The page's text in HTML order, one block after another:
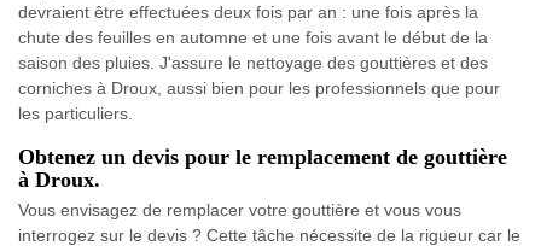
devraient être effectuées deux fois par an : une fois après la
chute des feuilles en automne et une fois avant le début de la
saison des pluies. J'assure le nettoyage des gouttières et des
corniches à Droux, aussi bien pour les professionnels que pour
les particuliers.
Obtenez un devis pour le remplacement de gouttière
à Droux.
Vous envisagez de remplacer votre gouttière et vous vous
interrogez sur le devis ? Cette tâche nécessite de la rigueur car le